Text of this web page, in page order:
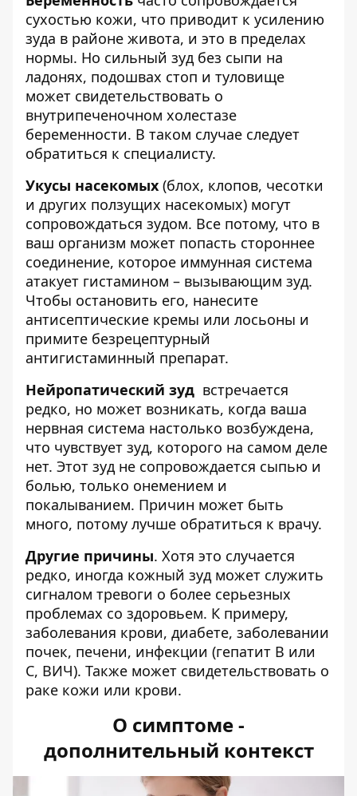
сухостью кожи, что приводит к усилению
зуда в районе живота, и это в пределах
нормы. Но сильный зуд без сыпи на
ладонях, подошвах стоп и туловище
может свидетельствовать о
внутрипеченочном холестазе
беременности. В таком случае следует
обратиться к специалисту.
Укусы насекомых (блох, клопов, чесотки
и других ползущих насекомых) могут
сопровождаться зудом. Все потому, что в
ваш организм может попасть стороннее
соединение, которое иммунная система
атакует гистамином – вызывающим зуд.
Чтобы остановить его, нанесите
антисептические кремы или лосьоны и
примите безрецептурный
антигистаминный препарат.
Нейропатический зуд встречается
редко, но может возникать, когда ваша
нервная система настолько возбуждена,
что чувствует зуд, которого на самом деле
нет. Этот зуд не сопровождается сыпью и
болью, только онемением и
покалыванием. Причин может быть
много, потому лучше обратиться к врачу.
Другие причины. Хотя это случается
редко, иногда кожный зуд может служить
сигналом тревоги о более серьезных
проблемах со здоровьем. К примеру,
заболевания крови, диабете, заболевании
почек, печени, инфекции (гепатит B или
C, ВИЧ). Также может свидетельствовать о
раке кожи или крови.
О симптоме -
дополнительный контекст